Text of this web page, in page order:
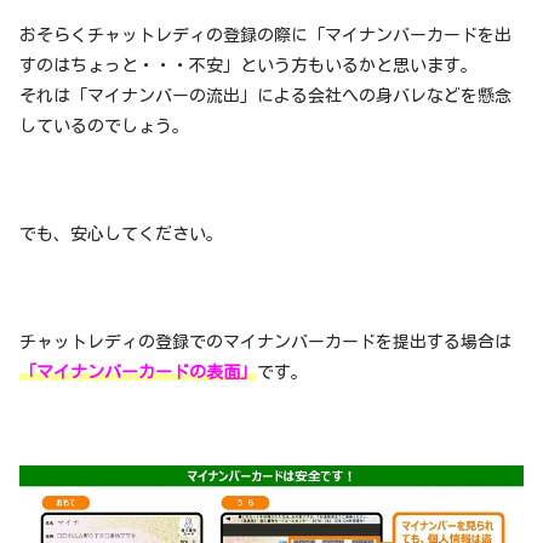
おそらくチャットレディの登録の際に「マイナンバーカードを出
すのはちょっと・・・不安」という方もいるかと思います。
それは「マイナンバーの流出」による会社への身バレなどを懸念
しているのでしょう。
でも、安心してください。
チャットレディの登録でのマイナンバーカードを提出する場合は
「マイナンバーカードの表面」です。